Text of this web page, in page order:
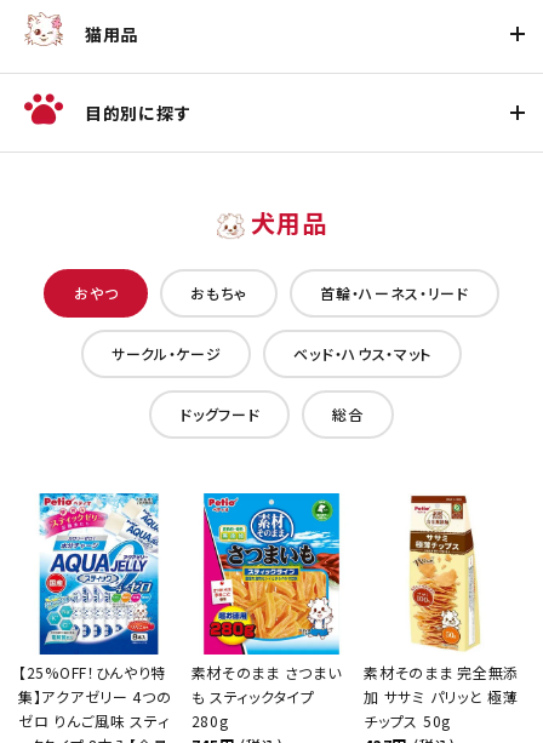
猫用品
目的別に探す
犬用品
おやつ おもちゃ 首輪・ハーネス・リード
サークル・ケージ ベッド・ハウス・マット
ドッグフード 総合
【25%OFF！ひんやり特
集】アクアゼリー 4つの
ゼロ りんご風味 スティ
素材そのまま さつまい
も スティックタイプ
280g
素材そのまま 完全無添
加 ササミ パリッと 極薄
チップス 50g